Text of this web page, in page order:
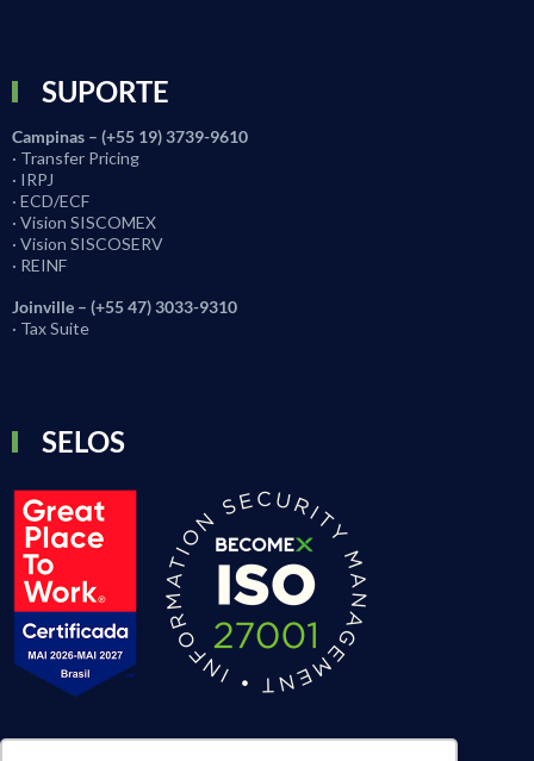
SUPORTE
Campinas – (+55 19) 3739-9610
· Transfer Pricing
· IRPJ
· ECD/ECF
· Vision SISCOMEX
· Vision SISCOSERV
· REINF
Joinville – (+55 47) 3033-9310
· Tax Suite
SELOS